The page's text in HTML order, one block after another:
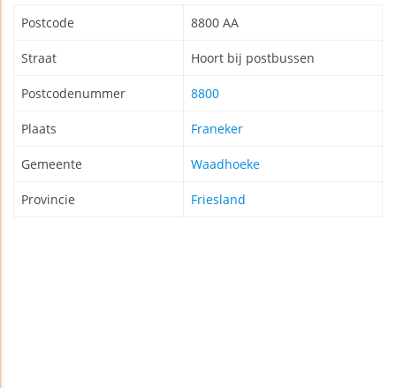
Postcode 8800 AA
Straat Hoort bij postbussen
Postcodenummer 8800
Plaats Franeker
Gemeente Waadhoeke
Provincie Friesland